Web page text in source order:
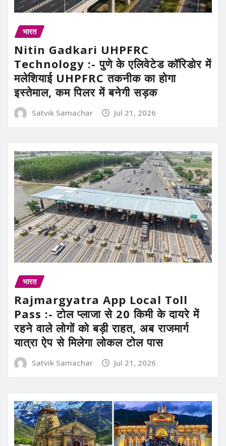
भारत
Nitin Gadkari UHPFRC
Technology :- पुणे के एलिवेटेड कॉरिडोर में
मलेशियाई UHPFRC तकनीक का होगा
इस्तेमाल, कम पिलर में बनेगी सड़क
Satvik Samachar Jul 21, 2026
भारत
Rajmargyatra App Local Toll
Pass :- टोल प्लाजा से 20 किमी के दायरे में
रहने वाले लोगों को बड़ी राहत, अब राजमार्ग
यात्रा ऐप से मिलेगा लोकल टोल पास
Satvik Samachar Jul 21, 2026